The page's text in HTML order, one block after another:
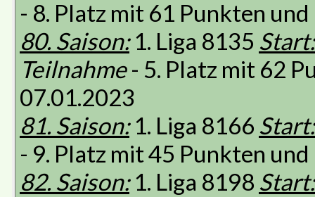
- 8. Platz mit 61 Punkten
80. Saison:1. Liga 8135 Start:
Teilnahme- 5. Platz mit 62
07.01.2023
81. Saison:1. Liga 8166 Start:
- 9. Platz mit 45 Punkten
82. Saison:1. Liga 8198 Start: